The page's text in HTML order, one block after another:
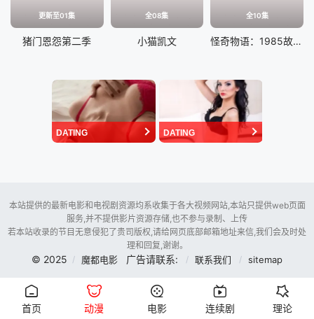
更新至01集
猪门恩怨第二季
全08集
小猫凯文
全10集
怪奇物语：1985故事集
DATING DATING
本站提供的最新电影和电视剧资源均系收集于各大视频网站,本站只提供web页面
服务,并不提供影片资源存储,也不参与录制、上传
若本站收录的节目无意侵犯了贵司版权,请给网页底部邮箱地址来信,我们会及时处
理和回复,谢谢。
© 2025 魔都电影 广告请联系: 联系我们 sitemap
首页 动漫 电影 连续剧 理论